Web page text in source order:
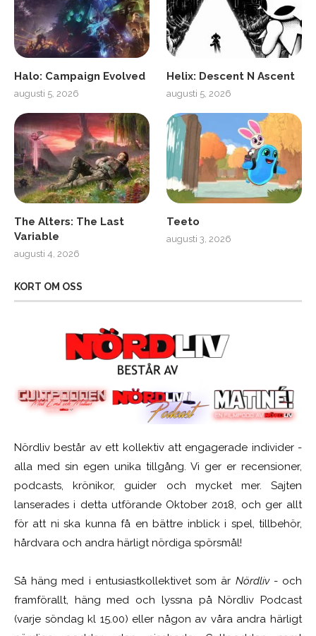
Halo: Campaign Evolved
augusti 5, 2026
Helix: Descent N Ascent
augusti 5, 2026
The Alters: The Last
Variable
augusti 4, 2026
Teeto
augusti 3, 2026
KORT OM OSS
Nördliv består av ett kollektiv att engagerade individer -
alla med sin egen unika tillgång. Vi ger er recensioner,
podcasts, krönikor, guider och mycket mer. Sajten
lanserades i detta utförande Oktober 2018, och ger allt
för att ni ska kunna få en bättre inblick i spel, tillbehör,
hårdvara och andra härligt nördiga spörsmål!
Så häng med i entusiastkollektivet som är Nördliv- och
framförallt, häng med och lyssna på Nördliv Podcast
(varje söndag kl 15.00) eller någon av våra andra härligt